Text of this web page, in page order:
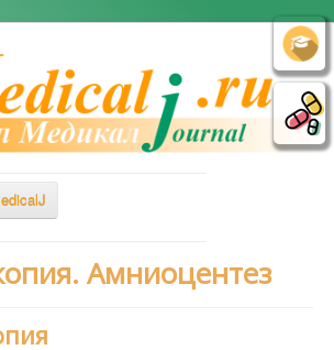
Амниоцентез